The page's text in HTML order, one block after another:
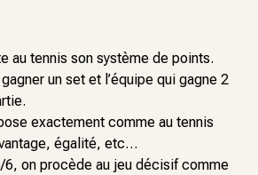
au tennis son système de points.
un set et l’équipe qui gagne 2
exactement comme au tennis
égalité, etc…
6, on procède au jeu décisif comme